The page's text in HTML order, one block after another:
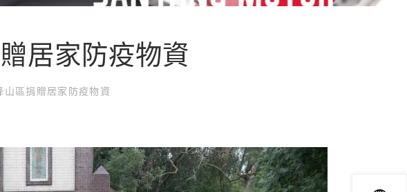
居家防疫物資
區捐贈居家防疫物資